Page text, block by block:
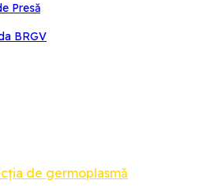
Presă
BRGV
de germoplasmă